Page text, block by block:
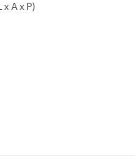
x A x P)